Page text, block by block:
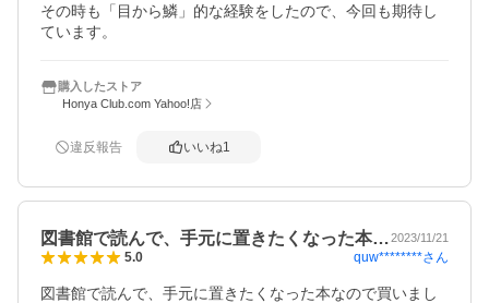
その時も「目から鱗」的な経験をしたので、今回も期待し
ています。
購入したストア
Honya Club.com Yahoo!店
違反報告 いいね1
図書館で読んで、手元に置きたくなった本…2023/11/21
5.0 quw********さん
図書館で読んで、手元に置きたくなった本なので買いまし